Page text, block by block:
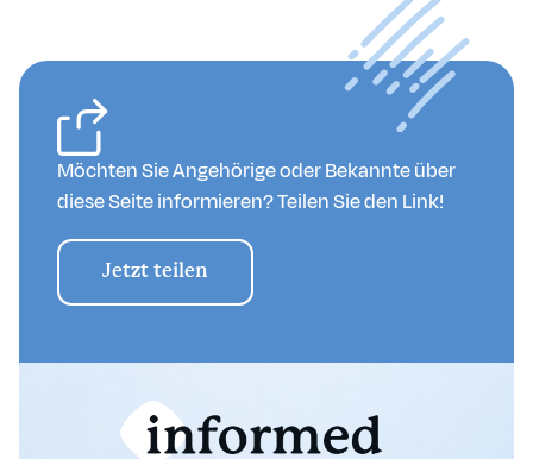
Möchten Sie Angehörige oder Bekannte über
diese Seite informieren? Teilen Sie den Link!
Jetzt teilen
Français
English
Seite teilen